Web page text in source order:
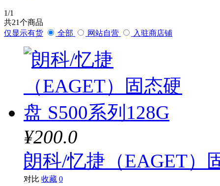
1/1
共21个商品
仅显示有货
全部 网站自营 入驻商店铺
¥200.0
朗科/忆捷（EAGET）
对比 收藏 0